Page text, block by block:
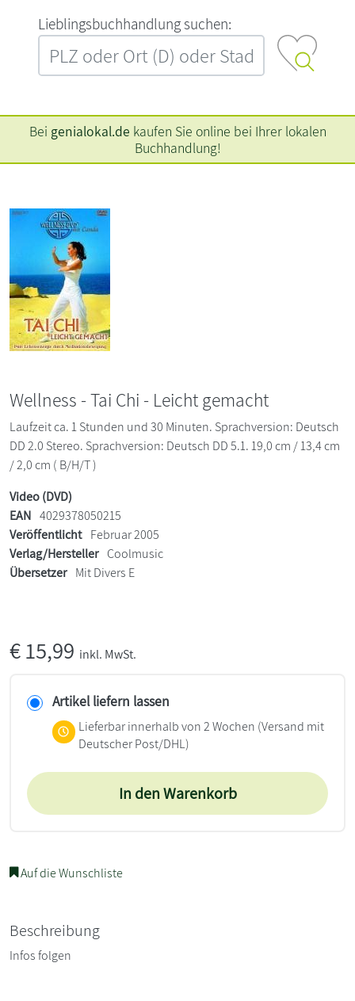
L‍i‍e‍b‍l‍i‍n‍g‍s‍b‍u‍c‍h‍h‍a‍n‍d‍l‍u‍n‍g‍ ‍s‍u‍c‍h‍e‍n‍:‍
Bei genialokal.de kaufen Sie online bei Ihrer lokalen
Buchhandlung!
Wellness - Tai Chi - Leicht gemacht
Laufzeit ca. 1 Stunden und 30 Minuten. Sprachversion: Deutsch
DD 2.0 Stereo. Sprachversion: Deutsch DD 5.1. 19,0 cm / 13,4 cm
/ 2,0 cm ( B/H/T )
Video (DVD)
EAN 4029378050215
Veröffentlicht Februar 2005
Verlag/Hersteller Coolmusic
Übersetzer Mit Divers E
€15,99 inkl. MwSt.
Artikel liefern lassen
Lieferbar innerhalb von 2 Wochen (Versand mit
Deutscher Post/DHL)
In den Warenkorb
Auf die Wunschliste
Beschreibung
Infos folgen